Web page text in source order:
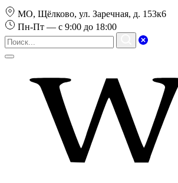
МО, Щёлково, ул. Заречная, д. 153к6
Пн-Пт — с 9:00 до 18:00